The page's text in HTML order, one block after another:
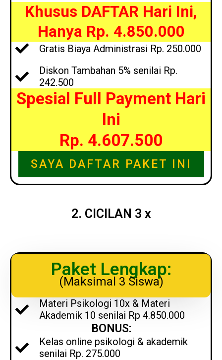
Khusus DAFTAR Hari Ini,
Hanya Rp. 4.850.000
Gratis Biaya Administrasi Rp. 250.000
Diskon Tambahan 5% senilai Rp.
242.500
Spesial Full Payment Hari
Ini
Rp. 4.607.500
SAYA DAFTAR PAKET INI
2. CICILAN 3 x
Paket Lengkap:
(Maksimal 3 Siswa)
Materi Psikologi 10x & Materi
Akademik 10 senilai Rp 4.850.000
BONUS:
Kelas online psikologi & akademik
senilai Rp. 275.000